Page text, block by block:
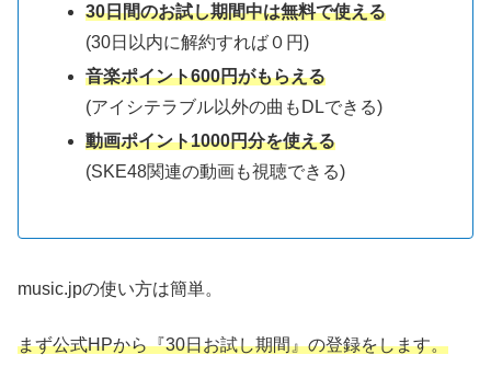
30日間のお試し期間中は無料で使える
(30日以内に解約すれば０円)
音楽ポイント600円がもらえる
(アイシテラブル以外の曲もDLできる)
動画ポイント1000円分を使える
(SKE48関連の動画も視聴できる)
music.jpの使い方は簡単。
まず公式HPから『30日お試し期間』の登録をします。